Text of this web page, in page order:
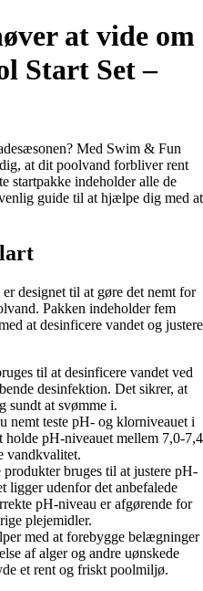
at vide om
Start Set –
Med Swim & Fun
at dit poolvand forbliver rent
startpakke indeholder alle de
guide til at hjælpe dig med at
designet til at gøre det nemt for
Pakken indeholder fem
at desinficere vandet og justere
til at desinficere vandet ved
desinfektion. Det sikrer, at
sundt at svømme i.
nemt teste pH- og klorniveauet i
holde pH-niveauet mellem 7,0-7,4
vandkvalitet.
produkter bruges til at justere pH-
ligger udenfor det anbefalede
pH-niveau er afgørende for
plejemidler.
med at forebygge belægninger
af alger og andre uønskede
et rent og friskt poolmiljø.